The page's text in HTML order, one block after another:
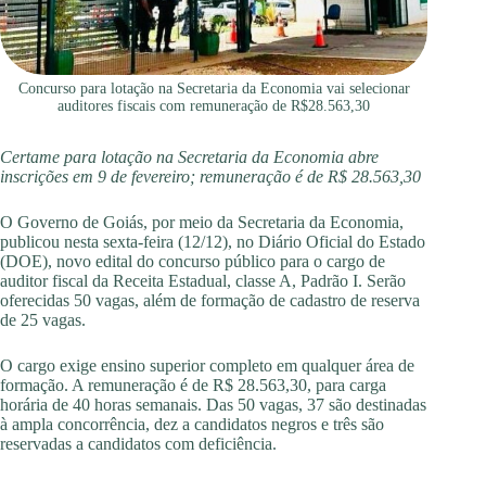
Concurso para lotação na Secretaria da Economia vai selecionar
auditores fiscais com remuneração de R$28.563,30
Certame para lotação na Secretaria da Economia abre
inscrições em 9 de fevereiro; remuneração é de R$ 28.563,30
O Governo de Goiás, por meio da Secretaria da Economia,
publicou nesta sexta-feira (12/12), no Diário Oficial do Estado
(DOE), novo edital do concurso público para o cargo de
auditor fiscal da Receita Estadual, classe A, Padrão I. Serão
oferecidas 50 vagas, além de formação de cadastro de reserva
de 25 vagas.
O cargo exige ensino superior completo em qualquer área de
formação. A remuneração é de R$ 28.563,30, para carga
horária de 40 horas semanais. Das 50 vagas, 37 são destinadas
à ampla concorrência, dez a candidatos negros e três são
reservadas a candidatos com deficiência.